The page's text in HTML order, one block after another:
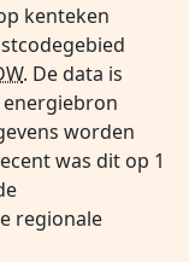
kenteken
. De data is
worden
was dit op 1
regionale